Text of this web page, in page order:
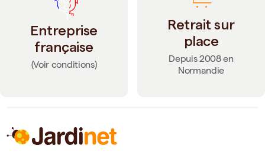
Entreprise
française
(Voir conditions)
Retrait sur
place
Depuis 2008 en
Normandie